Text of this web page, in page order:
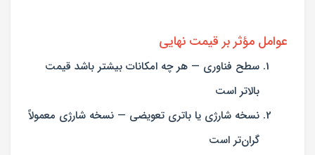
عوامل مؤثر بر قیمت نهایی
سطح فناوری — هر چه امکانات بیشتر باشد قیمت
بالاتر است
نسخه شارژی یا باتری تعویضی — نسخه شارژی معمولاً
گران‌تر است